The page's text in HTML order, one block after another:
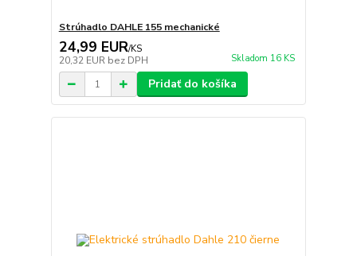
Strúhadlo DAHLE 155 mechanické
24,99 EUR/KS
20,32 EUR bez DPH Skladom 16 KS
Pridať do košíka